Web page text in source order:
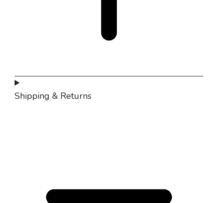
Shipping & Returns